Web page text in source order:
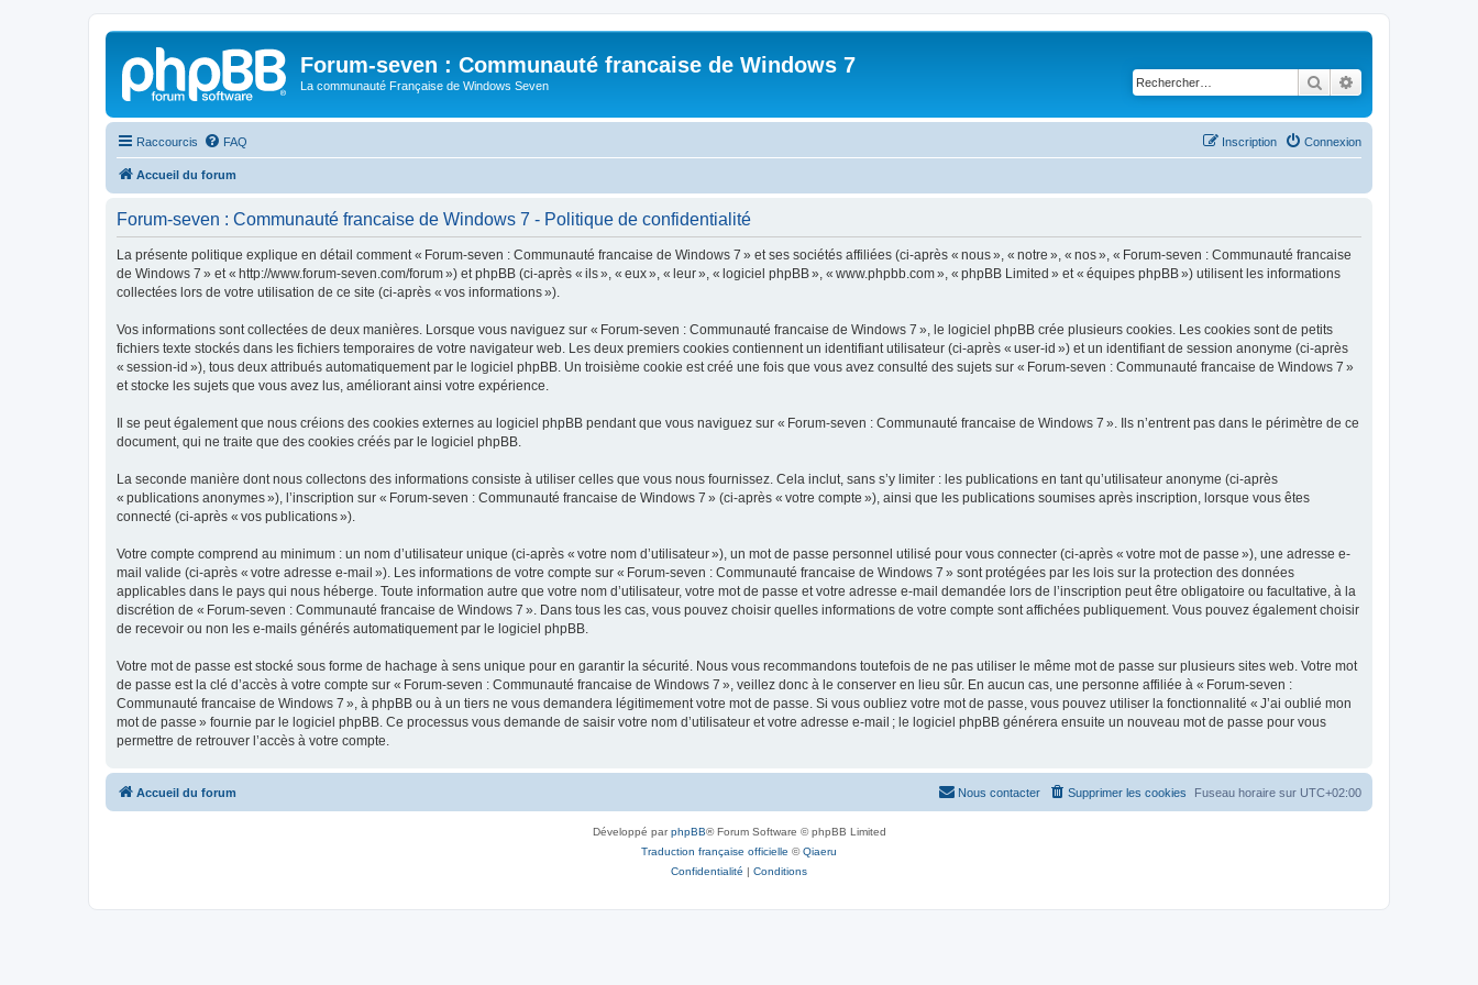
Forum-seven : Communauté francaise de Windows 7
La communauté Française de Windows Seven Rechercher
Raccourcis FAQ Connexion
Inscription
Accueil du forum
Forum-seven : Communauté francaise de Windows 7 - Politique de confidentialité
La présente politique explique en détail comment « Forum-seven : Communauté francaise de Windows 7 » et ses sociétés affiliées (ci-après « nous », « notre », « nos », « Forum-seven : Communauté francaise
de Windows 7 » et « http://www.forum-seven.com/forum ») et phpBB (ci-après « ils », « eux », « leur », « logiciel phpBB », « www.phpbb.com », « phpBB Limited » et « équipes phpBB ») utilisent les informations
collectées lors de votre utilisation de ce site (ci-après « vos informations »).
Vos informations sont collectées de deux manières. Lorsque vous naviguez sur « Forum-seven : Communauté francaise de Windows 7 », le logiciel phpBB crée plusieurs cookies. Les cookies sont de petits
fichiers texte stockés dans les fichiers temporaires de votre navigateur web. Les deux premiers cookies contiennent un identifiant utilisateur (ci-après « user-id ») et un identifiant de session anonyme (ci-après
« session-id »), tous deux attribués automatiquement par le logiciel phpBB. Un troisième cookie est créé une fois que vous avez consulté des sujets sur « Forum-seven : Communauté francaise de Windows 7 »
et stocke les sujets que vous avez lus, améliorant ainsi votre expérience.
Il se peut également que nous créions des cookies externes au logiciel phpBB pendant que vous naviguez sur « Forum-seven : Communauté francaise de Windows 7 ». Ils n’entrent pas dans le périmètre de ce
document, qui ne traite que des cookies créés par le logiciel phpBB.
La seconde manière dont nous collectons des informations consiste à utiliser celles que vous nous fournissez. Cela inclut, sans s’y limiter : les publications en tant qu’utilisateur anonyme (ci-après
« publications anonymes »), l’inscription sur « Forum-seven : Communauté francaise de Windows 7 » (ci-après « votre compte »), ainsi que les publications soumises après inscription, lorsque vous êtes
connecté (ci-après « vos publications »).
Votre compte comprend au minimum : un nom d’utilisateur unique (ci-après « votre nom d’utilisateur »), un mot de passe personnel utilisé pour vous connecter (ci-après « votre mot de passe »), une adresse e-
mail valide (ci-après « votre adresse e-mail »). Les informations de votre compte sur « Forum-seven : Communauté francaise de Windows 7 » sont protégées par les lois sur la protection des données
applicables dans le pays qui nous héberge. Toute information autre que votre nom d’utilisateur, votre mot de passe et votre adresse e-mail demandée lors de l’inscription peut être obligatoire ou facultative, à la
discrétion de « Forum-seven : Communauté francaise de Windows 7 ». Dans tous les cas, vous pouvez choisir quelles informations de votre compte sont affichées publiquement. Vous pouvez également choisir
de recevoir ou non les e-mails générés automatiquement par le logiciel phpBB.
Votre mot de passe est stocké sous forme de hachage à sens unique pour en garantir la sécurité. Nous vous recommandons toutefois de ne pas utiliser le même mot de passe sur plusieurs sites web. Votre mot
de passe est la clé d’accès à votre compte sur « Forum-seven : Communauté francaise de Windows 7 », veillez donc à le conserver en lieu sûr. En aucun cas, une personne affiliée à « Forum-seven :
Communauté francaise de Windows 7 », à phpBB ou à un tiers ne vous demandera légitimement votre mot de passe. Si vous oubliez votre mot de passe, vous pouvez utiliser la fonctionnalité « J’ai oublié mon
mot de passe » fournie par le logiciel phpBB. Ce processus vous demande de saisir votre nom d’utilisateur et votre adresse e-mail ; le logiciel phpBB générera ensuite un nouveau mot de passe pour vous
permettre de retrouver l’accès à votre compte.
Accueil du forum Fuseau horaire sur UTC+02:00
Supprimer les cookies
Nous contacter
Développé parphpBB® Forum Software © phpBB Limited
Traduction française officielle ©Qiaeru
Confidentialité | Conditions